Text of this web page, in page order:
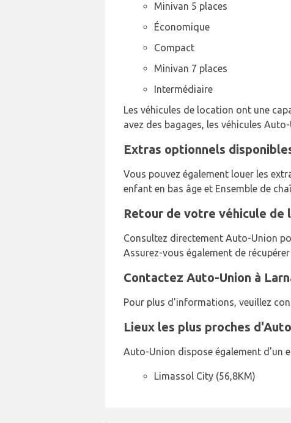
Minivan 5 places
Économique
Compact
Minivan 7 places
Intermédiaire
Les véhicules de location ont une
avez des bagages, les véhicules
Extras optionnels
Vous pouvez également louer les
enfant en bas âge et Ensemble de
Retour de votre véhicule de
Consultez directement Auto-Union
Assurez-vous également de
Contactez Auto-Union à
Pour plus d'informations, veuillez
Lieux les plus proches
Auto-Union dispose également d'un
Limassol City (56,8KM)